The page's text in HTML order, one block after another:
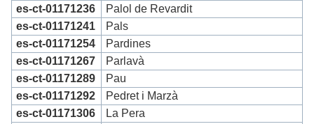
es-ct-01171236
Palol de Revardit
es-ct-01171241
Pals
es-ct-01171254
Pardines
es-ct-01171267
Parlavà
es-ct-01171289
Pau
es-ct-01171292
Pedret i Marzà
es-ct-01171306
La Pera